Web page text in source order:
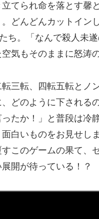
てられ命を落とす馨
どんどんカットイン
ち。「なんで殺人未
気もそのままに怒涛
三転、四転五転とノ
、どのように下され
たか！」と普段は
白いものをお見せし
このゲームの果て
開が待っている！？